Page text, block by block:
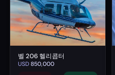
벨 206 헬리콥터
USD850,000